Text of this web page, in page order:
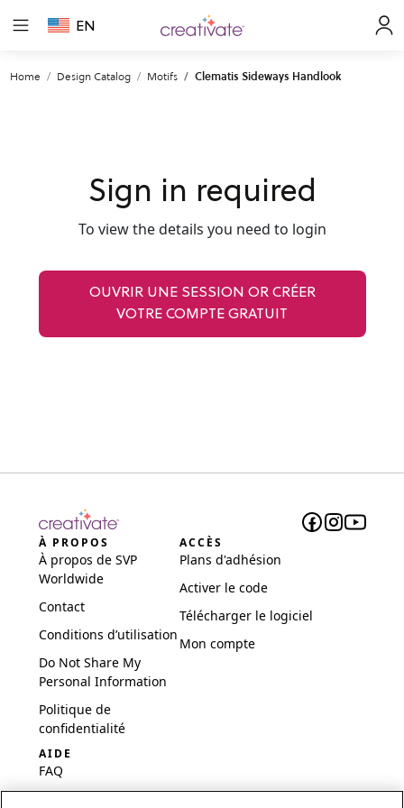
EN
Home Design Catalog Motifs Clematis Sideways Handlook
Sign in required
To view the details you need to login
OUVRIR UNE SESSION OR CRÉER
VOTRE COMPTE GRATUIT
À PROPOS
À propos de SVP
Worldwide
Contact
Conditions d’utilisation
Do Not Share My
Personal Information
Politique de
confidentialité
ACCÈS
Plans d'adhésion
Activer le code
Télécharger le logiciel
Mon compte
AIDE
FAQ